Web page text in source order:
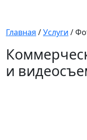
Главная /Услуги /
и